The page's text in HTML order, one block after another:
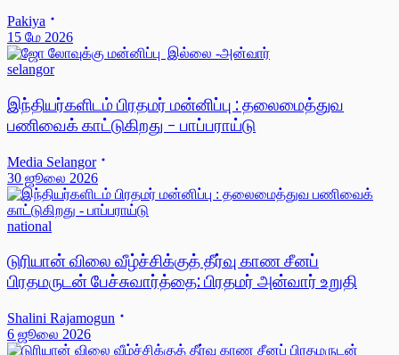
Pakiya
15 மே 2026
selangor
இந்தியர்களிடம் பிரதமர் மன்னிப்பு : தலைமைத்துவ
பணிவைக் காட்டுகிறது - பாப்பராய்டு
Media Selangor
30 ஜூலை 2026
national
டுரியான் விலை வீழ்ச்சிக்குத் தீர்வு காண சீனப்
பிரதமருடன் பேச்சுவார்த்தை: பிரதமர் அன்வார் உறுதி
Shalini Rajamogun
6 ஜூலை 2026